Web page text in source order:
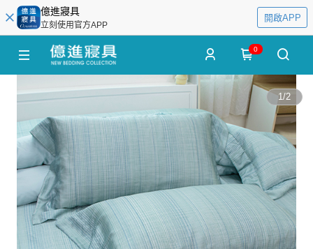
億進寢具
立刻使用官方APP
開啟APP
0
1/2